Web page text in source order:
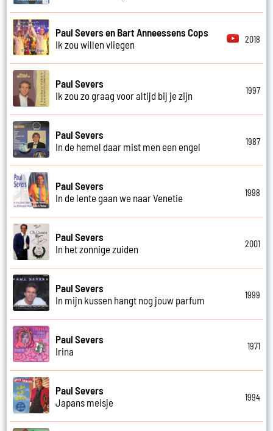
Paul Severs en Bart Anneessens Cops
Ik zou willen vliegen
2018
Paul Severs
Ik zou zo graag voor altijd bij je zijn
1997
Paul Severs
In de hemel daar mist men een engel
1987
Paul Severs
In de lente gaan we naar Venetie
1998
Paul Severs
In het zonnige zuiden
2001
Paul Severs
In mijn kussen hangt nog jouw parfum
1999
Paul Severs
Irina
1971
Paul Severs
Japans meisje
1994